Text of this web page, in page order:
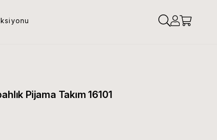
Pijama Takım 16101